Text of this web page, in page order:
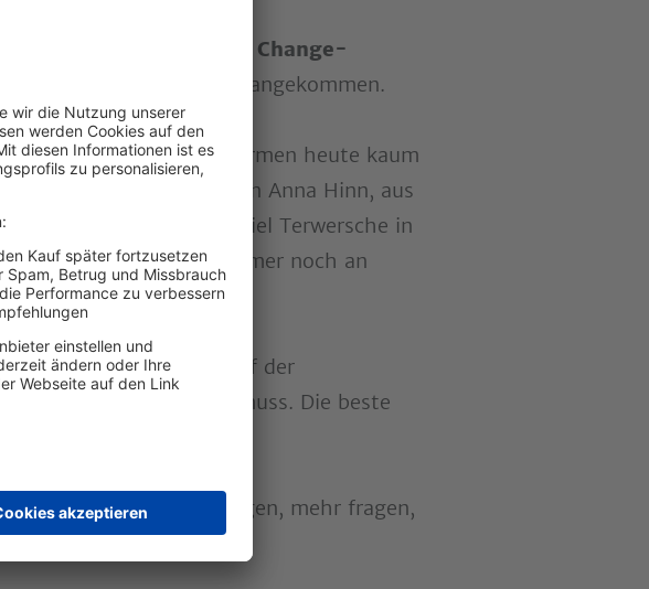
wie
Change-
Branche angekommen.
von Online-Plattformen heute kaum
Entwicklung sprechen Anna Hinn, aus
der Kanzleistratege Daniel Terwersche in
sie auch auf, dass es immer noch an
nicht nur auf der
liegen muss. Die beste
werden.
sagen: weniger predigen, mehr fragen,
undApple Podcasts